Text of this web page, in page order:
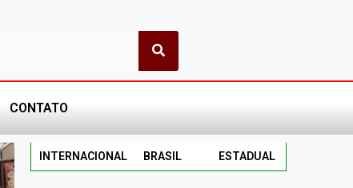
CONTATO
INTERNACIONAL BRASIL ESTADUAL